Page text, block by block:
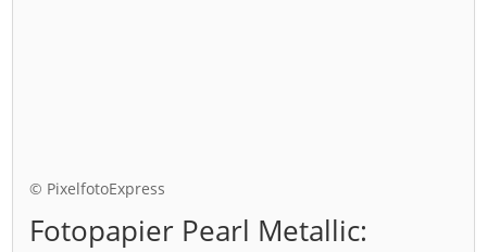
© PixelfotoExpress
Fotopapier Pearl Metallic: